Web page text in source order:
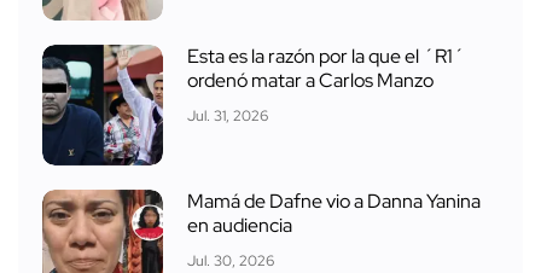
Esta es la razón por la que el ´R1´
ordenó matar a Carlos Manzo
Jul. 31, 2026
Mamá de Dafne vio a Danna Yanina
en audiencia
Jul. 30, 2026